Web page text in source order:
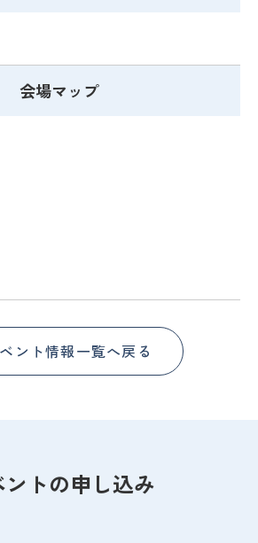
会場マップ
ント情報一覧へ戻る
ントの申し込み